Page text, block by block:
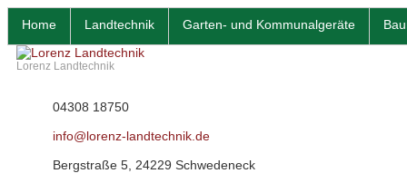
Home Landtechnik Garten- und Kommunalgeräte
Lorenz Landtechnik
04308 18750
info@lorenz-landtechnik.de
Bergstraße 5, 24229 Schwedeneck